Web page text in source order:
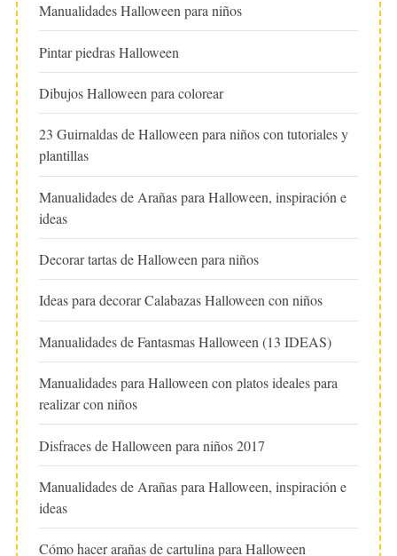
Manualidades Halloween para niños
Pintar piedras Halloween
Dibujos Halloween para colorear
23 Guirnaldas de Halloween para niños con tutoriales y
plantillas
Manualidades de Arañas para Halloween, inspiración e
ideas
Decorar tartas de Halloween para niños
Ideas para decorar Calabazas Halloween con niños
Manualidades de Fantasmas Halloween (13 IDEAS)
Manualidades para Halloween con platos ideales para
realizar con niños
Disfraces de Halloween para niños 2017
Manualidades de Arañas para Halloween, inspiración e
ideas
Cómo hacer arañas de cartulina para Halloween